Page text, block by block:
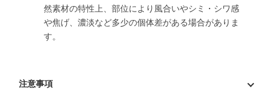
然素材の特性上、部位により風合いやシミ・シワ感
や焦げ、濃淡など多少の個体差がある場合がありま
す。
注意事項